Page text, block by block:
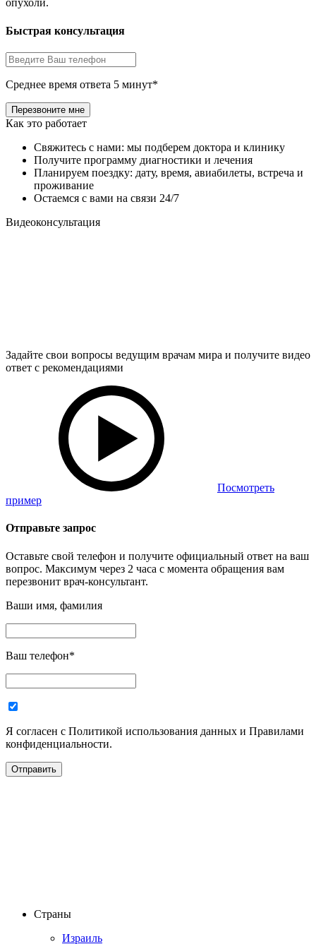
опухоли.
Быстрая консультация
Среднее время ответа 5 минут*
Как это работает
Свяжитесь с нами: мы подберем доктора и клинику
Получите программу диагностики и лечения
Планируем поездку: дату, время, авиабилеты, встреча и
проживание
Остаемся с вами на связи 24/7
Видеоконсультация
Задайте свои вопросы ведущим врачам мира и получите видео
ответ с рекомендациями
Посмотреть
пример
Отправьте запрос
Оставьте свой телефон и получите официальный ответ на ваш
вопрос. Максимум через 2 часа с момента обращения вам
перезвонит врач-консультант.
Ваши имя, фамилия
Ваш телефон*
Я согласен с Политикой использования данных и Правилами
конфиденциальности.
Страны
Израиль